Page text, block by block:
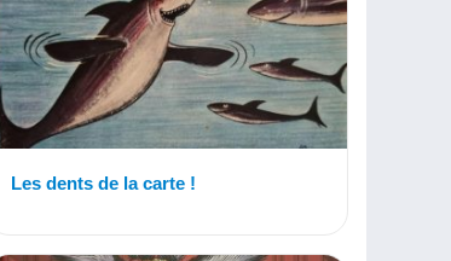
Les dents de la carte !